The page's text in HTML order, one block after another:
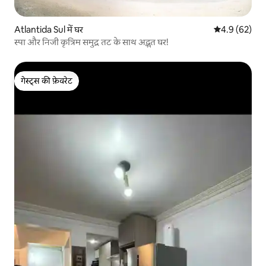
Atlantida Sul में घर औसत रेटिंग 5 में
4.9 (62)
स्पा और निजी कृत्रिम समुद्र तट के साथ अद्भुत घर!
गेस्ट्स की फ़ेवरेट
गेस्ट्स की फ़ेवरेट